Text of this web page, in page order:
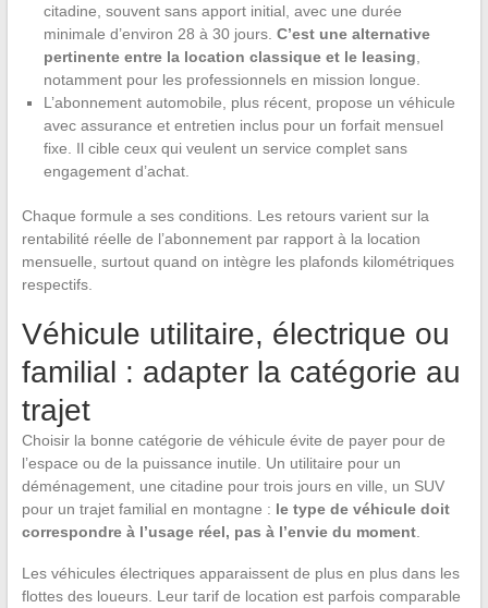
citadine, souvent sans apport initial, avec une durée
minimale d’environ 28 à 30 jours. C’est une alternative
pertinente entre la location classique et le leasing
notamment pour les professionnels en mission longue.
L’abonnement automobile, plus récent, propose un véhicule
avec assurance et entretien inclus pour un forfait mensuel
fixe. Il cible ceux qui veulent un service complet sans
engagement d’achat.
Chaque formule a ses conditions. Les retours varient sur la
rentabilité réelle de l’abonnement par rapport à la location
mensuelle, surtout quand on intègre les plafonds kilométriques
respectifs.
Véhicule utilitaire, électrique ou
familial : adapter la catégorie au
trajet
Choisir la bonne catégorie de véhicule évite de payer pour de
l’espace ou de la puissance inutile. Un utilitaire pour un
déménagement, une citadine pour trois jours en ville, un SUV
pour un trajet familial en montagne : le type de véhicule doit
correspondre à l’usage réel, pas à l’envie du moment.
Les véhicules électriques apparaissent de plus en plus dans les
flottes des loueurs. Leur tarif de location est parfois comparable